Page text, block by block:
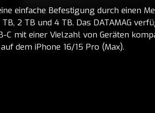
einfache Befestigung durch einen
2 TB und 4 TB. Das DATAMAG
mit einer Vielzahl von Geräten
dem iPhone 16/15 Pro (Max).